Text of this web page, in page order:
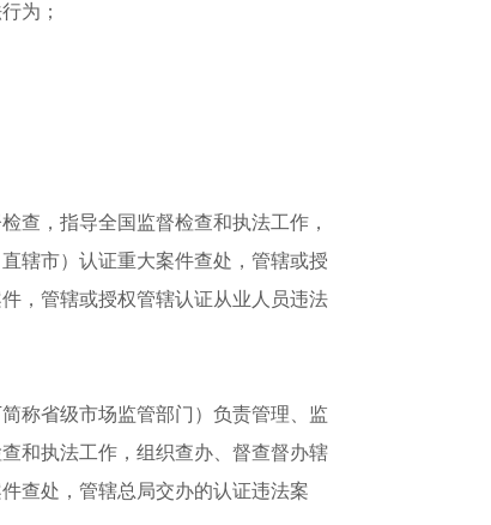
为；
，指导全国监督检查和执法工作，
辖市）认证重大案件查处，管辖或授
，管辖或授权管辖认证从业人员违法
称省级市场监管部门）负责管理、监
和执法工作，组织查办、督查督办辖
查处，管辖总局交办的认证违法案